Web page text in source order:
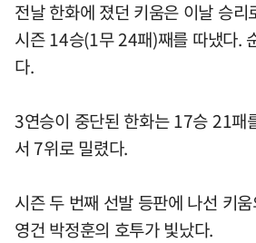
전날 한화에 졌던 키움은 이날 승리
시즌 14승(1무 24패)째를 따냈다.
다.
3연승이 중단된 한화는 17승 21패
서 7위로 밀렸다.
시즌 두 번째 선발 등판에 나선 키
영건 박정훈의 호투가 빛났다.